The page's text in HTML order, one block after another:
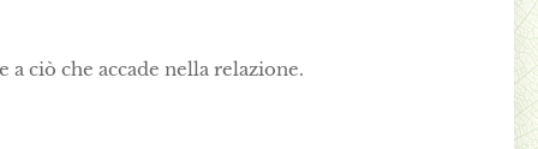
ciò che accade nella relazione.